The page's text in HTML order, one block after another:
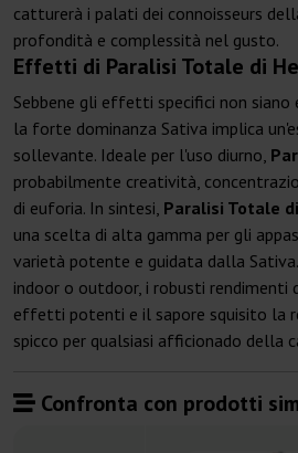
catturerà i palati dei connoisseurs
profondità e complessità nel gusto.
Effetti di Paralisi Totale di
Sebbene gli effetti specifici non
la forte dominanza Sativa implica
sollevante. Ideale per l'uso diurno,
probabilmente creatività,
di euforia. In sintesi, Paralisi Totale
una scelta di alta gamma per gli
varietà potente e guidata dalla
indoor o outdoor, i robusti rendimenti
effetti potenti e il sapore squisito la
spicco per qualsiasi afficionado della
Confronta con prodotti